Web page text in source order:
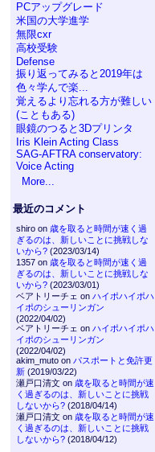
PCアップグレード
米国の大学進学
無限cxr
高校受験
Defense
振り返ってみると2019年は
色々学んで楽...
覚えるより忘れる方が難しい
(こともある)
眼鏡のつると3Dプリンタ
Iris Klein Acting Class
SAG-AFTRA conservatory:
Voice Acting
More...
最近のコメント
shiro on 歳を取ると時間が速く過
ぎるのは、新しいことに挑戦しな
いから?(2023/03/14)
1357 on 歳を取ると時間が速く過
ぎるのは、新しいことに挑戦しな
いから?(2023/03/01)
ベアトリーチェ on ハイポハイポハ
イポのシューリンガン
(2022/04/02)
ベアトリーチェ on ハイポハイポハ
イポのシューリンガン
(2022/04/02)
akim_muto on パスポートと免許更
新(2019/03/22)
瀬戸口清文 on 歳を取ると時間が速
く過ぎるのは、新しいことに挑戦
しないから?(2018/04/14)
瀬戸口清文 on 歳を取ると時間が速
く過ぎるのは、新しいことに挑戦
しないから?(2018/04/12)